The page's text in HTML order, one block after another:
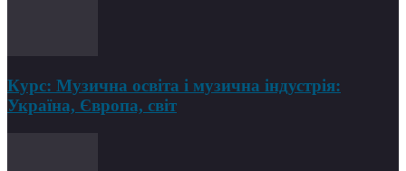
Курс: Музична освіта і музична індустрія:
Україна, Європа, світ